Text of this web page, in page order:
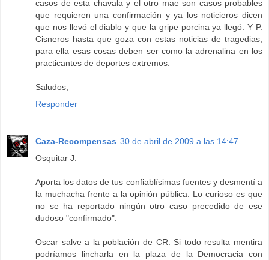
casos de esta chavala y el otro mae son casos probables
que requieren una confirmación y ya los noticieros dicen
que nos llevó el diablo y que la gripe porcina ya llegó. Y P.
Cisneros hasta que goza con estas noticias de tragedias;
para ella esas cosas deben ser como la adrenalina en los
practicantes de deportes extremos.
Saludos,
Responder
Caza-Recompensas 30 de abril de 2009 a las 14:47
Osquitar J:
Aporta los datos de tus confiablísimas fuentes y desmentí a
la muchacha frente a la opinión pública. Lo curioso es que
no se ha reportado ningún otro caso precedido de ese
dudoso "confirmado".
Oscar salve a la población de CR. Si todo resulta mentira
podríamos lincharla en la plaza de la Democracia con